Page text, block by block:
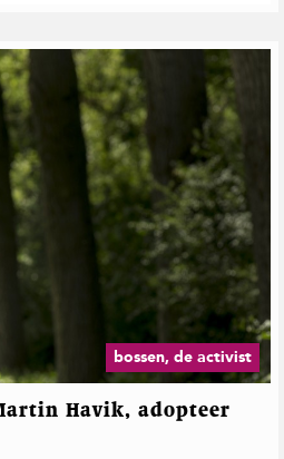
bossen, de activist
Havik, adopteer